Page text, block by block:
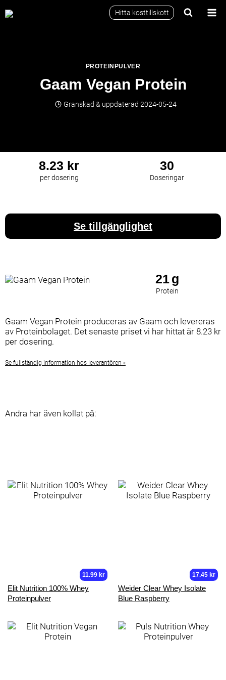
to
Hitta kosttillskott
PROTEINPULVER
Gaam Vegan Protein
Granskad & uppdaterad 2024-05-24
21g
Protein
Gaam Vegan Protein produceras av Gaam och levereras
av Proteinbolaget. Det senaste priset vi har hittat är 8.23 kr
per dosering.
Se fullständig information hos leverantören «
Andra har även kollat på:
8.23 kr
per dosering
30
Doseringar
Se tillgänglighet
11.99 kr
Elit Nutrition 100% Whey
Proteinpulver
17.45 kr
Weider Clear Whey Isolate
Blue Raspberry